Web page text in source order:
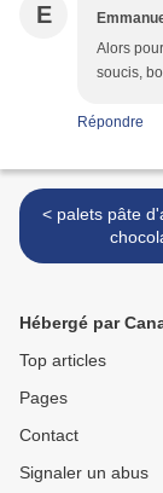
E
Alors
soucis,
Répondre
< palets pâte d'amande et
Hébergé par
Top articles
Pages
Contact
Signaler un abus